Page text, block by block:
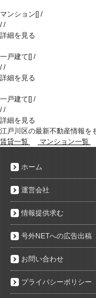
マンション [] /
//
詳細を見る
一戸建て [] /
//
詳細を見る
一戸建て [] /
//
詳細を見る
江戸川区の最新不動産情報を
賃貸一覧
マンション一覧
ホーム
運営会社
情報提供求む
号外NETへの広告出稿
お問い合わせ
プライバシーポリシー